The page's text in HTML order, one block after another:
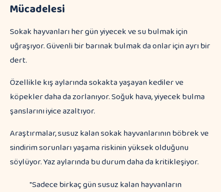
Mücadelesi
Sokak hayvanları her gün yiyecek ve su bulmak için
uğraşıyor. Güvenli bir barınak bulmak da onlar için ayrı bir
dert.
Özellikle kış aylarında sokakta yaşayan kediler ve
köpekler daha da zorlanıyor. Soğuk hava, yiyecek bulma
şanslarını iyice azaltıyor.
Araştırmalar, susuz kalan sokak hayvanlarının böbrek ve
sindirim sorunları yaşama riskinin yüksek olduğunu
söylüyor. Yaz aylarında bu durum daha da kritikleşiyor.
"Sadece birkaç gün susuz kalan hayvanların